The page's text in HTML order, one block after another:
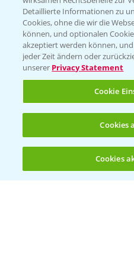
Beratung auf
T.+49 (0)174 346
KONTAKT
Hilfe in Notfällen
+49 (0)214/
Detaillierte Informationen zu
Cookies, ohne die wir die
können, und optionalen
akzeptiert werden können,
jeder Zeit ändern oder
unserer Privacy Statement
Cookie
Cookies
Cookies